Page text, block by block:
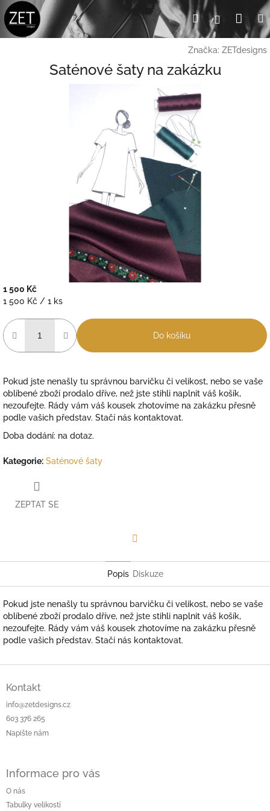
Přejít
na
obsah
HledatPřihlášení
Značka: ZETdesigns
Saténové šaty na zakázku
1 500 Kč
Měrná
1 500 Kč / 1 ks
Do košíku
Pokud jste nenašly tu správnou barvičku či velikost, nebo se vaše
oblíbené zboží prodalo dříve, než jste stihli naplnit váš košík,
nezoufejte. Rády vám váš kousek zhotovíme na zakázku přesně
podle vašich představ. Stačí nás kontaktovat.
Doba dodání: na dotaz.
Kategorie: Saténové šaty
ZEPTAT SE
Popis Diskuze
Pokud jste nenašly tu správnou barvičku či velikost, nebo se vaše
oblíbené zboží prodalo dříve, než jste stihli naplnit váš košík,
nezoufejte. Rády vám váš kousek zhotovíme na zakázku přesně
podle vašich představ. Stačí nás kontaktovat.
Kontakt
info@zetdesigns.cz
603 376 265
Napište nám
Informace pro vás
O nás
Tabulky velikostí